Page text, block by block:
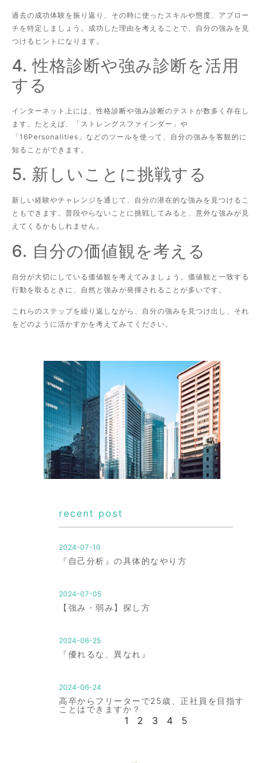
過去の成功体験を振り返り、その時に使ったスキルや態度、アプロー
チを特定しましょう。成功した理由を考えることで、自分の強みを見
つけるヒントになります。
4. 性格診断や強み診断を活用
する
インターネット上には、性格診断や強み診断のテストが数多く存在し
ます。たとえば、「ストレングスファインダー」や
「16Personalities」などのツールを使って、自分の強みを客観的に
知ることができます。
5. 新しいことに挑戦する
新しい経験やチャレンジを通じて、自分の潜在的な強みを見つけるこ
ともできます。普段やらないことに挑戦してみると、意外な強みが見
えてくるかもしれません。
6. 自分の価値観を考える
自分が大切にしている価値観を考えてみましょう。価値観と一致する
行動を取るときに、自然と強みが発揮されることが多いです。
これらのステップを繰り返しながら、自分の強みを見つけ出し、それ
をどのように活かすかを考えてみてください。
recent post
2024-07-10
『自己分析』の具体的なやり方
2024-07-05
【強み・弱み】探し方
2024-06-25
『優れるな、異なれ』
2024-06-24
高卒からフリーターで25歳、正社員を目指す
ことはできますか？
1 2 3 4 5